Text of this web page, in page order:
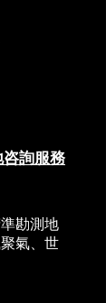
詢服務
勘測地
氣、世